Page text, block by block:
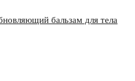
бальзам для тела